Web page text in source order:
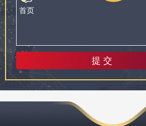
首页